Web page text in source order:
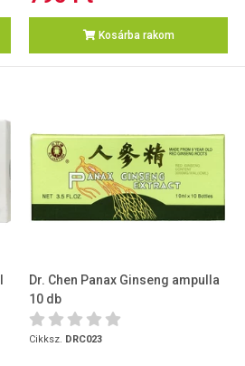
Kosárba rakom
Dr. Chen Panax Ginseng ampulla
10 db
Cikksz. DRC023